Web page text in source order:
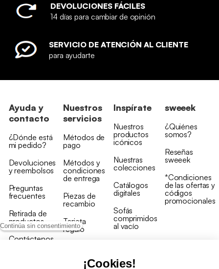
Continúa sin consentimiento
¡Cookies!
DEVOLUCIONES FÁCILES
14 días para cambiar de opinión
SERVICIO DE ATENCIÓN AL CLIENTE
para ayudarte
Ayuda y
contacto
¿Dónde está
mi pedido?
Devoluciones
y reembolsos
Preguntas
frecuentes
Retirada de
productos
Contáctenos
Nuestros
servicios
Métodos de
pago
Métodos y
condiciones
de entrega
Piezas de
recambio
Tarjeta
regalo
Inspírate
Nuestros
productos
icónicos
Nuestras
colecciones
Catálogos
digitales
Sofás
comprimidos
al vacío
sweeek
¿Quiénes
somos?
Reseñas
sweeek
*Condiciones
de las ofertas y
códigos
promocionales